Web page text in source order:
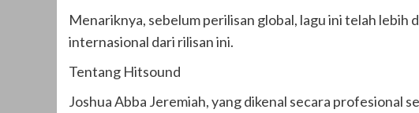
Menariknya, sebelum perilisan global, lagu ini telah
internasional dari rilisan ini.
Tentang Hitsound
Joshua Abba Jeremiah, yang dikenal secara profesional